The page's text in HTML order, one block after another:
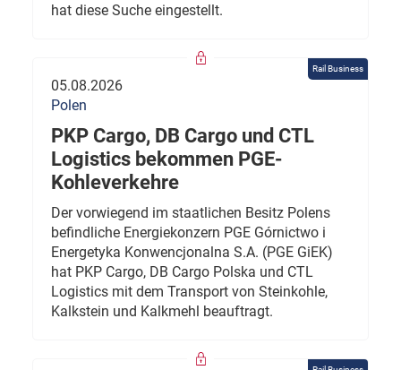
hat diese Suche eingestellt.
Rail Business
05.08.2026
Polen
PKP Cargo, DB Cargo und CTL
Logistics bekommen PGE-
Kohleverkehre
Der vorwiegend im staatlichen Besitz Polens
befindliche Energiekonzern PGE Górnictwo i
Energetyka Konwencjonalna S.A. (PGE GiEK)
hat PKP Cargo, DB Cargo Polska und CTL
Logistics mit dem Transport von Steinkohle,
Kalkstein und Kalkmehl beauftragt.